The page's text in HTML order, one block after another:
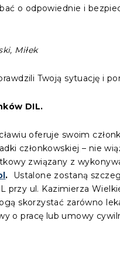
o odpowiednie i
Miłek
Twoją sytuację i
DIL.
oferuje swoim
członkowskiej – nie
związany z
. Ustalone zostaną
przy ul. Kazimierza
skorzystać zarówno
o pracę lub umowy